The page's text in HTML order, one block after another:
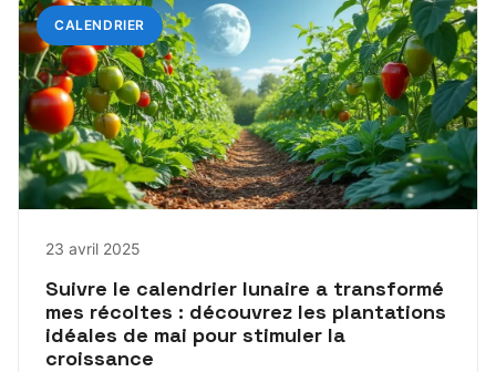
CALENDRIER
23 avril 2025
Suivre le calendrier lunaire a transformé
mes récoltes : découvrez les plantations
idéales de mai pour stimuler la
croissance